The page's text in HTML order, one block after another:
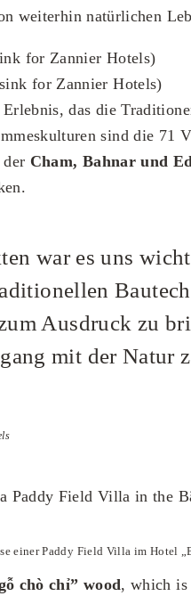
weiterhin natürlichen
das die
sind die 71
Cham, Bahnar und
war es uns
Ausdruck zu
mit der Natur
einer Paddy Field Villa im Hotel
chò chỉ” wood, which